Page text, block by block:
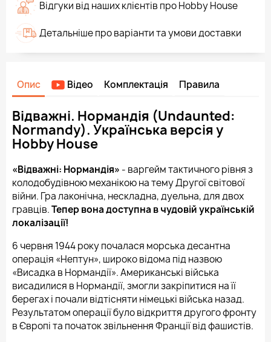
Відгуки від наших клієнтів про Hobby House
Детальніше про варіанти та умови доставки
Опис Відео Комплектація Правила
Відважні. Нормандія (Undaunted:
Normandy). Українська версія у
Hobby House
«Відважні: Нормандія» - варгейм тактичного рівня з
колодобудівною механікою на тему Другої світової
війни. Гра лаконічна, нескладна, дуельна, для двох
гравців.Тепер вона доступна в чудовій українській
локалізації!
6 червня 1944 року почалася морська десантна
операція «Нептун», широко відома під назвою
«Висадка в Нормандії». Американські війська
висадилися в Нормандії, змогли закріпитися на її
берегах і почали відтісняти німецькі війська назад.
Результатом операції було відкриття другого фронту
в Європі та початок звільнення Франції від фашистів.